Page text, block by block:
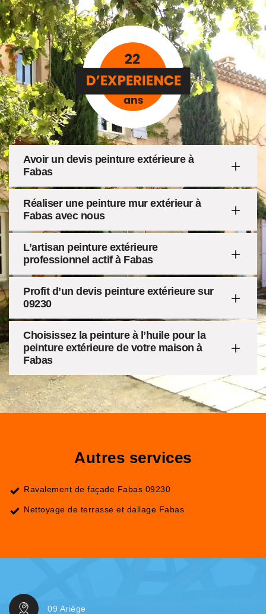
Avoir un devis peinture extérieure à
Fabas
Réaliser une peinture mur extérieur à
Fabas avec nous
L’artisan peinture extérieure
professionnel actif à Fabas
Profit d’un devis peinture extérieure sur
09230
Choisissez la peinture à l’huile pour la
peinture extérieure de votre maison à
Fabas
Autres services
Ravalement de façade Fabas 09230
Nettoyage de terrasse et dallage Fabas
09 Ariège